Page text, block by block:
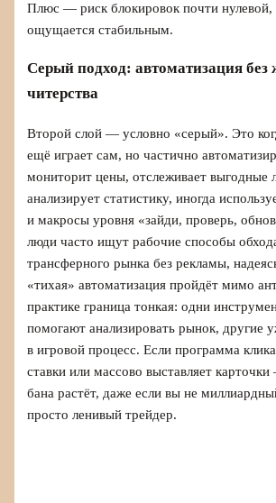
Плюс — риск блокировок почти нулевой,
ощущается стабильным.
Серый подход: автоматизация без
читерства
Второй слой — условно «серый». Это
ещё играет сам, но частично
мониторит цены, отслеживает выгодные
анализирует статистику, иногда
и макросы уровня «зайди, проверь,
люди часто ищут рабочие способы
трансферного рынка без рекламы,
«тихая» автоматизация пройдёт мимо
практике граница тонкая: одни
помогают анализировать рынок, другие
в игровой процесс. Если программа
ставки или массово выставляет
бана растёт, даже если вы не
просто ленивый трейдер.